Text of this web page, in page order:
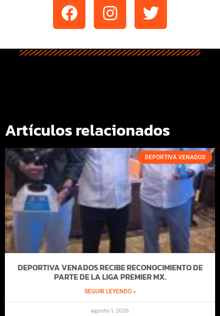
Artículos relacionados
DEPORTIVA VENADOS
DEPORTIVA VENADOS RECIBE RECONOCIMIENTO DE
PARTE DE LA LIGA PREMIER MX.
SEGUIR LEYENDO »
agosto 1, 2026